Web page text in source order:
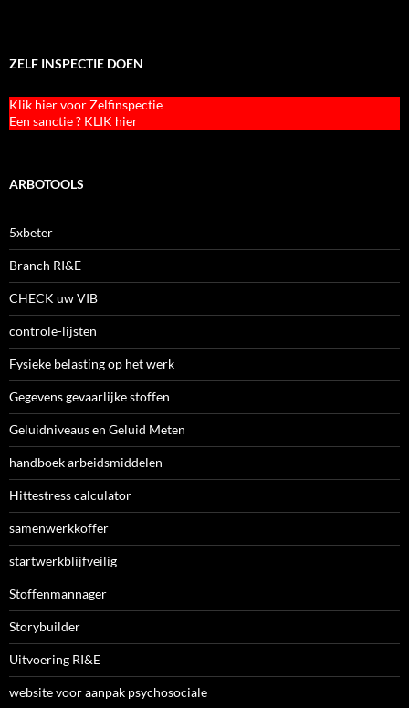
ZELF INSPECTIE DOEN
Klik hier voor Zelfinspectie
Een sanctie ? KLIK hier
ARBOTOOLS
5xbeter
Branch RI&E
CHECK uw VIB
controle-lijsten
Fysieke belasting op het werk
Gegevens gevaarlijke stoffen
Geluidniveaus en Geluid Meten
handboek arbeidsmiddelen
Hittestress calculator
samenwerkkoffer
startwerkblijfveilig
Stoffenmannager
Storybuilder
Uitvoering RI&E
website voor aanpak psychosociale